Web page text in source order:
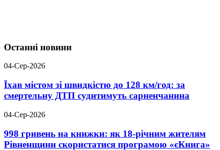
Останні новини
04-Сер-2026
Їхав містом зі швидкістю до 128 км/год: за
смертельну ДТП судитимуть сарненчанина
04-Сер-2026
998 гривень на книжки: як 18-річним жителям
Рівненщини скористатися програмою «єКнига»